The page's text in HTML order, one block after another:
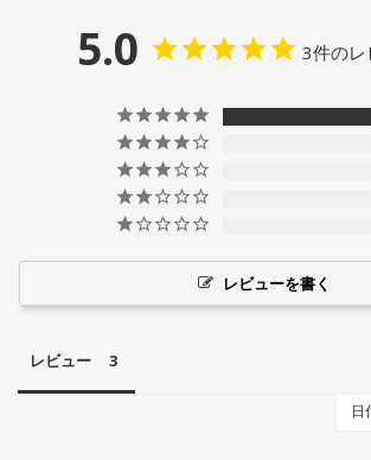
5.0 3件のレ
レビューを書く
レビュー